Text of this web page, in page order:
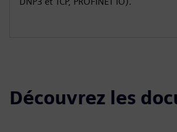
Découvrez les